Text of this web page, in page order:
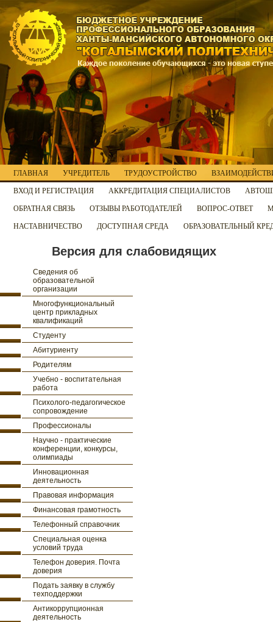
ГЛАВНАЯ УЧРЕДИТЕЛЬ ТРУДОУСТРОЙСТВО
ВХОД И РЕГИСТРАЦИЯ АККРЕДИТАЦИЯ СПЕЦИАЛИСТОВ
ОБРАТНАЯ СВЯЗЬ ОТЗЫВЫ РАБОТОДАТЕЛЕЙ ВОПРОС-ОТВЕТ
НАСТАВНИЧЕСТВО ДОСТУПНАЯ СРЕДА ОБРАЗОВАТЕЛЬНЫЙ
Версия для слабовидящих
Сведения об
образовательной
организации
Многофункциональный
центр прикладных
квалификаций
Студенту
Абитуриенту
Родителям
Учебно - воспитательная
работа
Психолого-педагогическое
сопровождение
Профессионалы
Научно - практические
конференции, конкурсы,
олимпиады
Инновационная
деятельность
Правовая информация
Финансовая грамотность
Телефонный справочник
Специальная оценка
условий труда
Телефон доверия. Почта
доверия
Подать заявку в службу
техподдержки
Антикоррупционная
деятельность